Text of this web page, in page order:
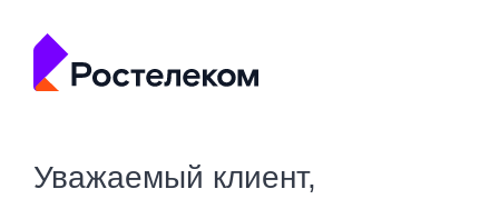
Уважаемый клиент,